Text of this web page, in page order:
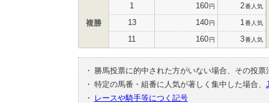
複勝
1 160円 2番人気
13 140円 1 番人気
11 160円 3番人気
・
勝馬投票に的中された方がいない場合、その投
・ 特定の馬番・組番に人気が著しく集中した場合、
・
レースや騎手等につく記号